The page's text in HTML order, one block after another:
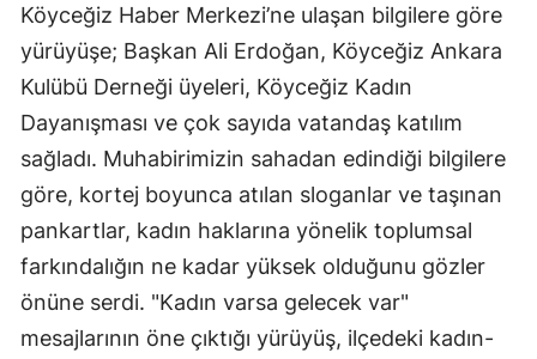
Köyceğiz Haber Merkezi’ne ulaşan bilgilere göre
yürüyüşe; Başkan Ali Erdoğan, Köyceğiz Ankara
Kulübü Derneği üyeleri, Köyceğiz Kadın
Dayanışması ve çok sayıda vatandaş katılım
sağladı. Muhabirimizin sahadan edindiği bilgilere
göre, kortej boyunca atılan sloganlar ve taşınan
pankartlar, kadın haklarına yönelik toplumsal
farkındalığın ne kadar yüksek olduğunu gözler
önüne serdi. "Kadın varsa gelecek var"
mesajlarının öne çıktığı yürüyüş, ilçedeki kadın-